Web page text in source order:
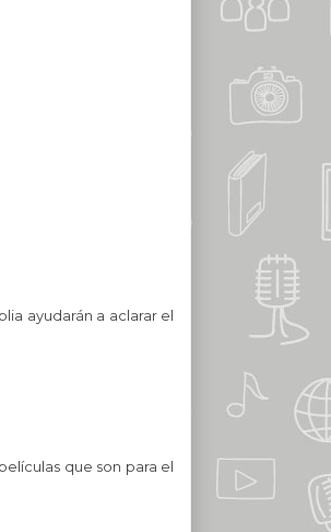
ayudarán a aclarar el
que son para el